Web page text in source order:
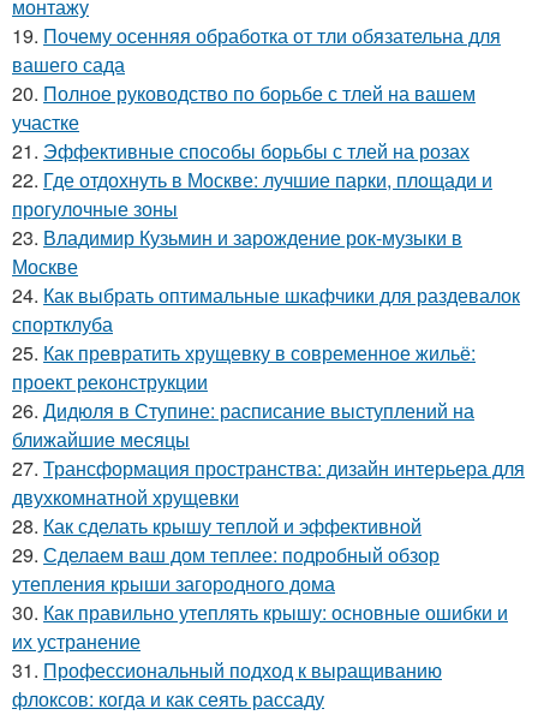
монтажу
19. Почему осенняя обработка от тли обязательна для
вашего сада
20. Полное руководство по борьбе с тлей на вашем
участке
21. Эффективные способы борьбы с тлей на розах
22. Где отдохнуть в Москве: лучшие парки, площади и
прогулочные зоны
23. Владимир Кузьмин и зарождение рок-музыки в
Москве
24. Как выбрать оптимальные шкафчики для раздевалок
спортклуба
25. Как превратить хрущевку в современное жильё:
проект реконструкции
26. Дидюля в Ступине: расписание выступлений на
ближайшие месяцы
27. Трансформация пространства: дизайн интерьера для
двухкомнатной хрущевки
28. Как сделать крышу теплой и эффективной
29. Сделаем ваш дом теплее: подробный обзор
утепления крыши загородного дома
30. Как правильно утеплять крышу: основные ошибки и
их устранение
31. Профессиональный подход к выращиванию
флоксов: когда и как сеять рассаду